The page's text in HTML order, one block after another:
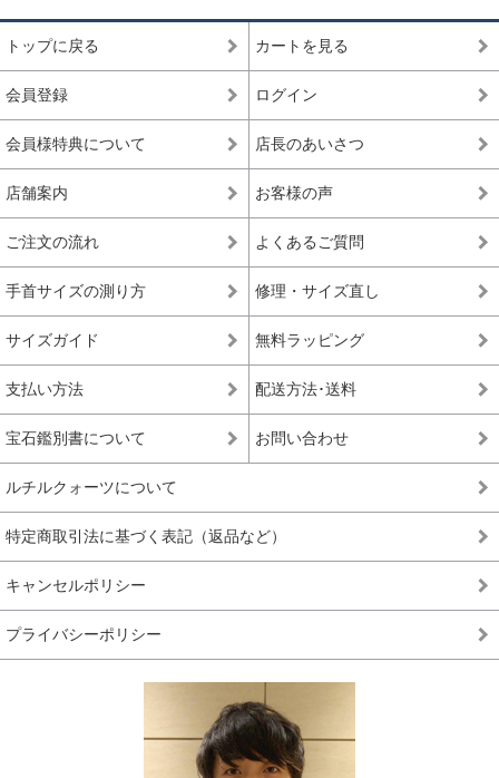
トップに戻る カートを見る
会員登録 ログイン
会員様特典について 店長のあいさつ
店舗案内 お客様の声
ご注文の流れ よくあるご質問
手首サイズの測り方 修理・サイズ直し
サイズガイド 無料ラッピング
支払い方法 配送方法･送料
宝石鑑別書について お問い合わせ
ルチルクォーツについて
特定商取引法に基づく表記（返品など）
キャンセルポリシー
プライバシーポリシー